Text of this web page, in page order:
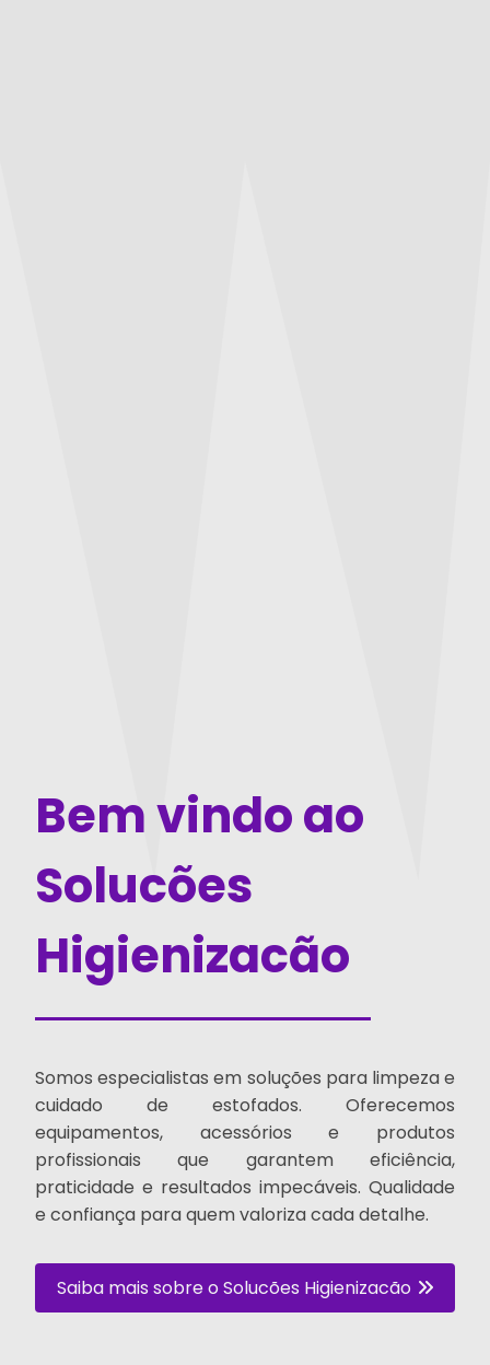
Bem vindo ao
Solucões
Higienizacão
Somos especialistas em soluções para limpeza e
cuidado de estofados. Oferecemos
equipamentos, acessórios e produtos
profissionais que garantem eficiência,
praticidade e resultados impecáveis. Qualidade
e confiança para quem valoriza cada detalhe.
Saiba mais sobre o Solucões Higienizacão